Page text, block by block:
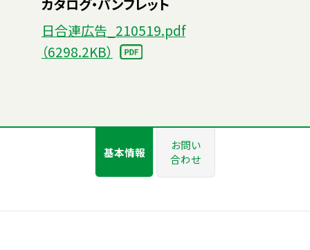
カタログ・パンフレット
日合連広告_210519.pdf
（6298.2KB）
基本情報
お問い
合わせ